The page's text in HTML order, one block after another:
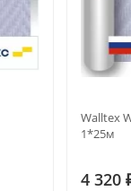
Walltex
1*25м
4 320